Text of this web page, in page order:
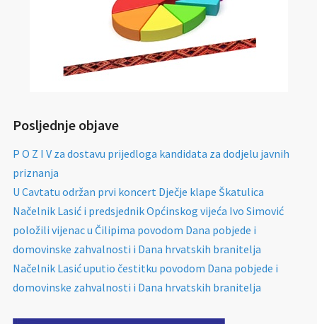
Posljednje objave
P O Z I V za dostavu prijedloga kandidata za dodjelu javnih
priznanja
U Cavtatu održan prvi koncert Dječje klape Škatulica
Načelnik Lasić i predsjednik Općinskog vijeća Ivo Simović
položili vijenac u Čilipima povodom Dana pobjede i
domovinske zahvalnosti i Dana hrvatskih branitelja
Načelnik Lasić uputio čestitku povodom Dana pobjede i
domovinske zahvalnosti i Dana hrvatskih branitelja